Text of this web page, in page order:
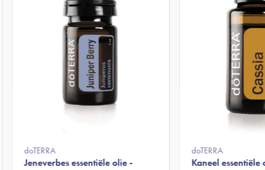
doTERRA
Jeneverbes essentiële olie -
doTERRA
Kaneel essentiële